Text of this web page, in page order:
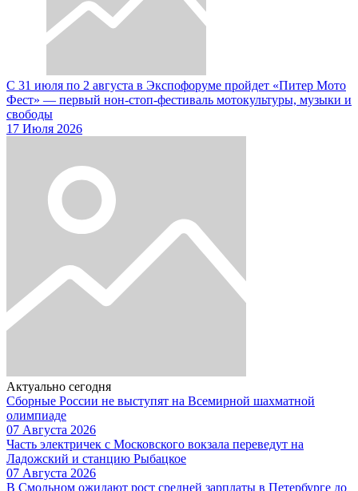
С 31 июля по 2 августа в Экспофоруме пройдет «Питер Мото
Фест» — первый нон-стоп-фестиваль мотокультуры, музыки и
свободы
17 Июля 2026
Актуально сегодня
Сборные России не выступят на Всемирной шахматной
олимпиаде
07 Августа 2026
Часть электричек с Московского вокзала переведут на
Ладожский и станцию Рыбацкое
07 Августа 2026
В Смольном ожидают рост средней зарплаты в Петербурге до